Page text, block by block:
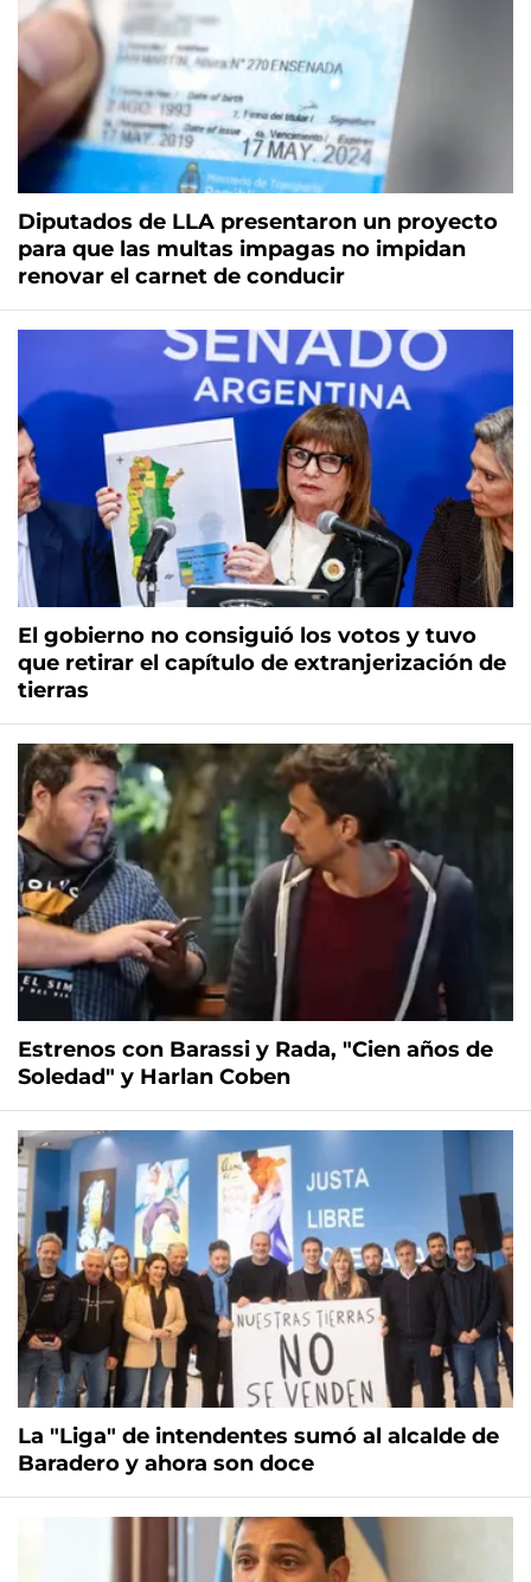
Diputados de LLA presentaron un proyecto
para que las multas impagas no impidan
renovar el carnet de conducir
El gobierno no consiguió los votos y tuvo
que retirar el capítulo de extranjerización de
tierras
Estrenos con Barassi y Rada, "Cien años de
Soledad" y Harlan Coben
La "Liga" de intendentes sumó al alcalde de
Baradero y ahora son doce